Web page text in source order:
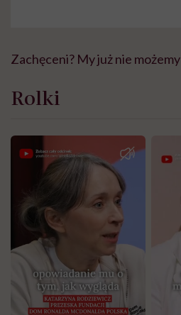
Zachęceni? My już nie
Rolki